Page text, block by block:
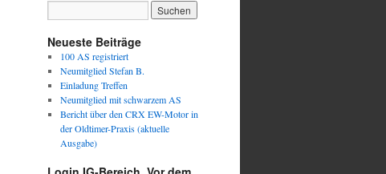
Neueste Beiträge
100 AS registriert
Neumitglied Stefan B.
Einladung Treffen
Neumitglied mit schwarzem AS
Bericht über den CRX EW-Motor in
der Oldtimer-Praxis (aktuelle
Ausgabe)